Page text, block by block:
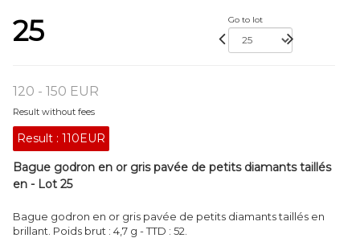
25 Go to lot
120 - 150 EUR
Result without fees
Result : 110EUR
Bague godron en or gris pavée de petits diamants taillés
en - Lot 25
Bague godron en or gris pavée de petits diamants taillés en
brillant. Poids brut : 4,7 g - TTD : 52.